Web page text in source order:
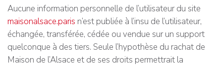
Aucune information personnelle de l’utilisateur du site
maisonalsace.paris n’est publiée à l’insu de l’utilisateur,
échangée, transférée, cédée ou vendue sur un support
quelconque à des tiers. Seule l’hypothèse du rachat de
Maison de l’Alsace et de ses droits permettrait la